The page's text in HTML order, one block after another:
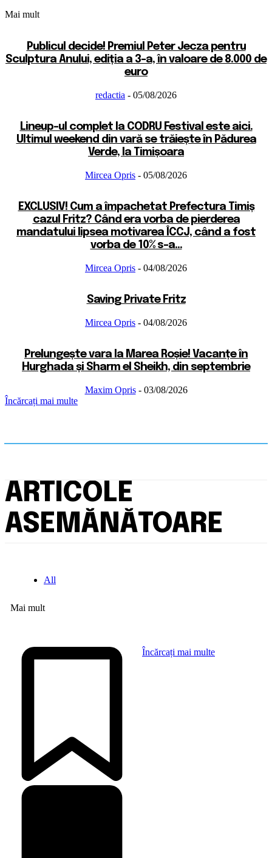
Mai mult
Publicul decide! Premiul Peter Jecza pentru
Sculptura Anului, ediția a 3-a, în valoare de 8.000 de
euro
redactia - 05/08/2026
Lineup-ul complet la CODRU Festival este aici.
Ultimul weekend din vară se trăiește în Pădurea
Verde, la Timișoara
Mircea Opris - 05/08/2026
EXCLUSIV! Cum a împachetat Prefectura Timiș
cazul Fritz? Când era vorba de pierderea
mandatului lipsea motivarea ÎCCJ, când a fost
vorba de 10% s-a...
Mircea Opris - 04/08/2026
Saving Private Fritz
Mircea Opris - 04/08/2026
Prelungește vara la Marea Roșie! Vacanțe în
Hurghada și Sharm el Sheikh, din septembrie
Maxim Opris - 03/08/2026
Încărcați mai multe
ARTICOLE
ASEMĂNĂTOARE
All
Mai mult
Încărcați mai multe